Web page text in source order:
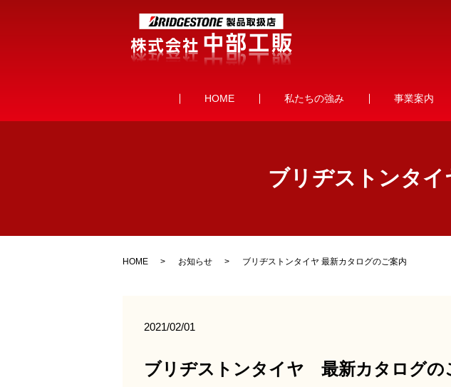
HOME 私たちの強み 事業案内
ブリヂストンタ
HOME お知らせ ブリヂストンタイヤ 最新カタログのご案内
2021/02/01
ブリヂストンタイヤ 最新カタログの